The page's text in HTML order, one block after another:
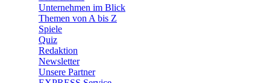
Unternehmen im Blick
Themen von A bis Z
Spiele
Quiz
Redaktion
Newsletter
Unsere Partner